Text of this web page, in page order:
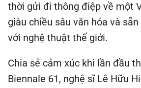
thời gửi đi thông điệp về một
giàu chiều sâu văn hóa và
với nghệ thuật thế giới.
Chia sẻ cảm xúc khi lần đầu
Biennale 61, nghệ sĩ Lê Hữu